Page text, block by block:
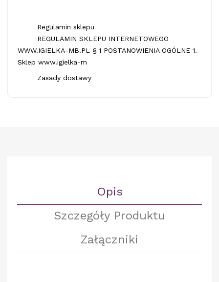
Regulamin sklepu
REGULAMIN SKLEPU INTERNETOWEGO
WWW.IGIELKA-MB.PL § 1 POSTANOWIENIA OGÓLNE 1.
Sklep www.igielka-m
Zasady dostawy
Opis
Szczegóły Produktu
Załączniki